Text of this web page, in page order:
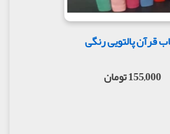
من السماء‌ماءً فسلكه ینابیع فی
آیا ندیدی
آبی فرو فرستاد و آن را به صورت
نمود، سپس با آن زراعتی به عمل
دارد؟!
قرآن پالتویی رنگی
155,000 تومان